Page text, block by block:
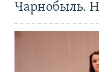
Чарнобыль.